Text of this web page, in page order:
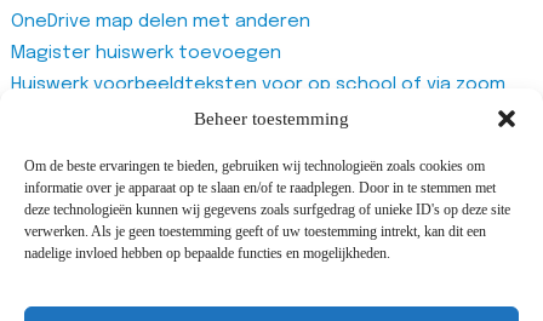
Beheer toestemming
Om de beste ervaringen te bieden, gebruiken wij technologieën zoals cookies om
informatie over je apparaat op te slaan en/of te raadplegen. Door in te stemmen met
deze technologieën kunnen wij gegevens zoals surfgedrag of unieke ID's op deze site
verwerken. Als je geen toestemming geeft of uw toestemming intrekt, kan dit een
nadelige invloed hebben op bepaalde functies en mogelijkheden.
OneDrive map delen met anderen
Magister huiswerk toevoegen
Huiswerk voorbeeldteksten voor op school of via zoom
Magister studiewijzers
Magister docentenhandleiding algemeen
Zoom account aanmaken
Zoom recurring meeting aanmaken
Vragenlijst van Office365 Forms gebruiken